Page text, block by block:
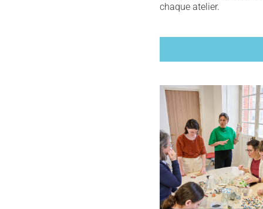
chaque atelier.